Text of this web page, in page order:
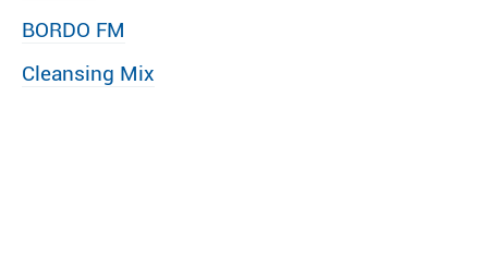
BORDO FM
Cleansing Mix